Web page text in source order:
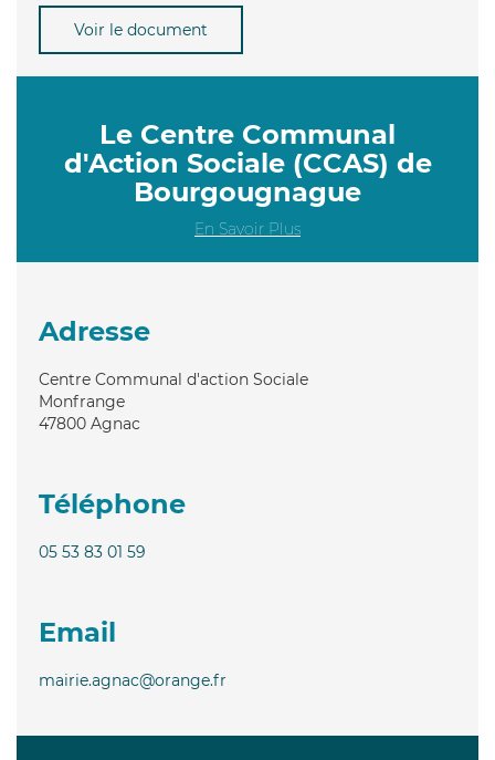
Voir le document
Le Centre Communal
d'Action Sociale (CCAS) de
Bourgougnague
En Savoir Plus
Adresse
Centre Communal d'action Sociale
Monfrange
47800 Agnac
Téléphone
05 53 83 01 59
Email
mairie.agnac@orange.fr